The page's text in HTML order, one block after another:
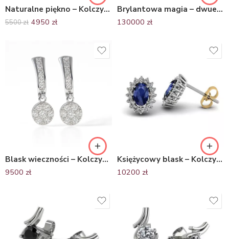
Naturalne piękno – Kolczyki z białego złota z szafirami, Diamond Sky
5500zł 4950 zł
Brylantowa magia – dwuelementowe kolczyki z białego złota z brylantami
130000 zł
Blask wieczności – Kolczyki z białego złota z diamentami
9500 zł
Księżycowy blask – Kolczyki z białego i żółtego złota Diamond Sky z szafirami i diamentami
10200 zł